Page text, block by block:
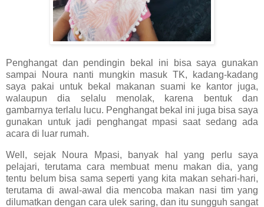
Penghangat dan pendingin bekal ini bisa saya gunakan
sampai Noura nanti mungkin masuk TK, kadang-kadang
saya pakai untuk bekal makanan suami ke kantor juga,
walaupun dia selalu menolak, karena bentuk dan
gambarnya terlalu lucu. Penghangat bekal ini juga bisa saya
gunakan untuk jadi penghangat mpasi saat sedang ada
acara di luar rumah.
Well, sejak Noura Mpasi, banyak hal yang perlu saya
pelajari, terutama cara membuat menu makan dia, yang
tentu belum bisa sama seperti yang kita makan sehari-hari,
terutama di awal-awal dia mencoba makan nasi tim yang
dilumatkan dengan cara ulek saring, dan itu sungguh sangat